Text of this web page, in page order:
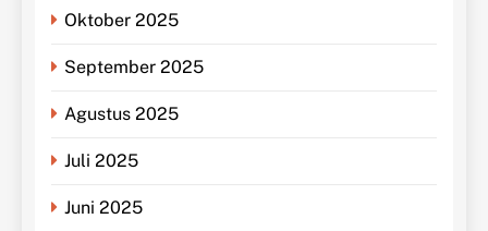
Oktober 2025
September 2025
Agustus 2025
Juli 2025
Juni 2025